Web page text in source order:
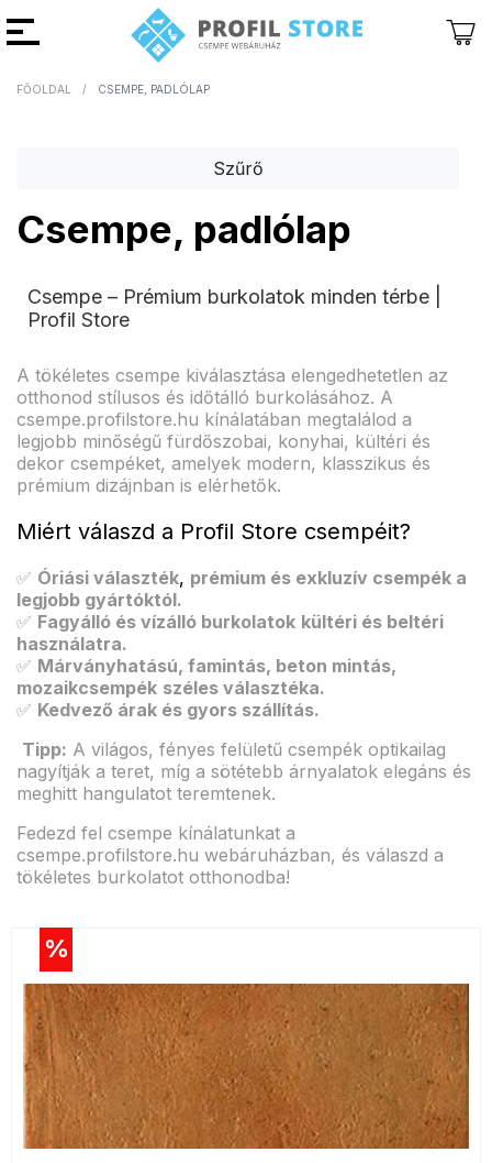
FŐOLDAL CSEMPE, PADLÓLAP
Szűrő
Csempe, padlólap
Csempe – Prémium burkolatok minden térbe |
Profil Store
A tökéletes csempe kiválasztása elengedhetetlen az
otthonod stílusos és időtálló burkolásához. A
csempe.profilstore.hu kínálatában megtalálod a
legjobb minőségű fürdőszobai, konyhai, kültéri és
dekor csempéket, amelyek modern, klasszikus és
prémium dizájnban is elérhetők.
Miért válaszd a Profil Store csempéit?
✅ Óriási választék, prémium és exkluzív csempék a
legjobb gyártóktól.
✅ Fagyálló és vízálló burkolatok kültéri és beltéri
használatra.
✅ Márványhatású, famintás, beton mintás,
mozaikcsempék széles választéka.
✅ Kedvező árak és gyors szállítás.
Tipp: A világos, fényes felületű csempék optikailag
nagyítják a teret, míg a sötétebb árnyalatok elegáns és
meghitt hangulatot teremtenek.
Fedezd fel csempe kínálatunkat a
csempe.profilstore.hu webáruházban, és válaszd a
tökéletes burkolatot otthonodba!
%